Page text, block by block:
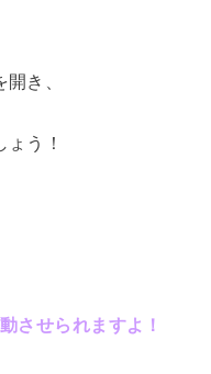
き、
う！
させられますよ！